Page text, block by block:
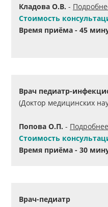
Кладова О.В. -
Стоимость
Время приёма - 45
Врач педиатр-
(Доктор медицинских
Попова О.П. - Подробнее
Стоимость
Время приёма - 30
Врач-педиатр